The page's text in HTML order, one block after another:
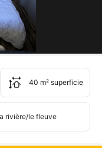
40 m² superficie
rivière/le fleuve